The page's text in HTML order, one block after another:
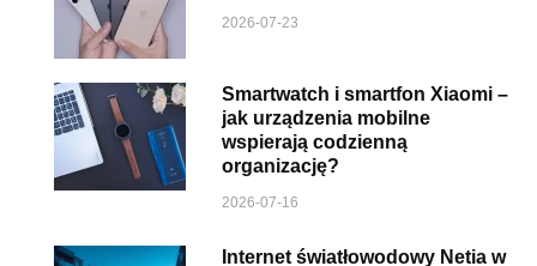
2026-07-23
Smartwatch i smartfon Xiaomi –
jak urządzenia mobilne
wspierają codzienną
organizację?
2026-07-16
Internet światłowodowy Netia w